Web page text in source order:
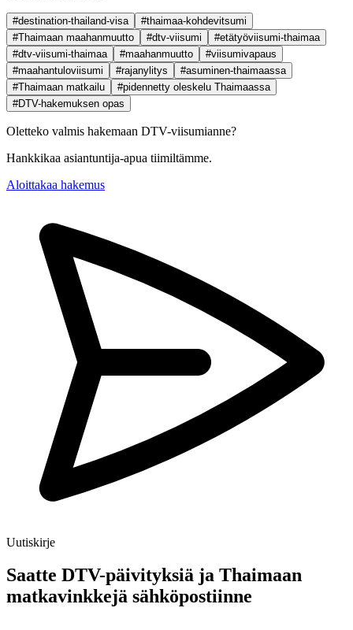
#destination-thailand-visa
#thaimaa-kohdevitsumi
#Thaimaan maahanmuutto
#dtv-viisumi
#etätyöviisumi-thaimaa
#dtv-viisumi-thaimaa
#maahanmuutto
#viisumivapaus
#maahantuloviisumi
#rajanylitys
#asuminen-thaimaassa
#Thaimaan matkailu
#pidennetty oleskelu Thaimaassa
#DTV-hakemuksen opas
Oletteko valmis hakemaan DTV-viisumianne?
Hankkikaa asiantuntija-apua tiimiltämme.
Aloittakaa hakemus
Uutiskirje
Saatte DTV-päivityksiä ja Thaimaan
matkavinkkejä sähköpostiinne